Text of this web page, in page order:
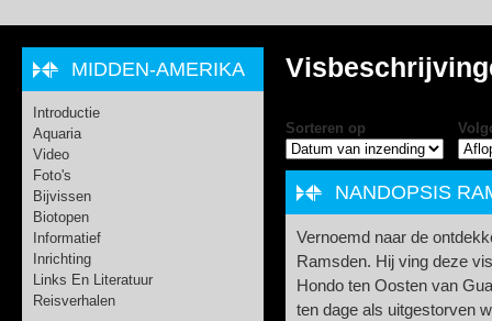
Sorteren op
NANDOPSIS
Vernoemd naar de
Ramsden. Hij ving deze
Hondo ten Oosten van
ten dage als uitgestorven
MIDDEN-AMERIKA
Introductie
Aquaria
Video
Foto's
Bijvissen
Biotopen
Informatief
Inrichting
Links En Literatuur
Reisverhalen